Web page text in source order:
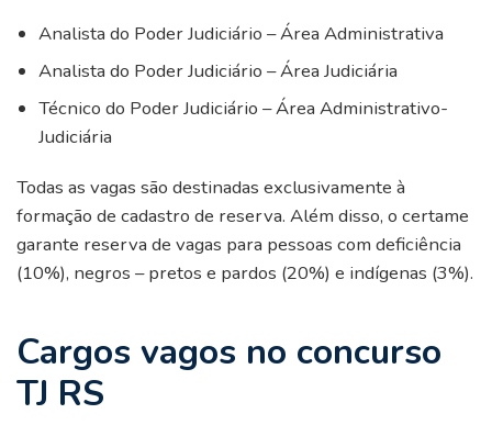
Analista do Poder Judiciário – Área Administrativa
Analista do Poder Judiciário – Área Judiciária
Técnico do Poder Judiciário – Área Administrativo-
Judiciária
Todas as vagas são destinadas exclusivamente à
formação de cadastro de reserva. Além disso, o certame
garante reserva de vagas para pessoas com deficiência
(10%), negros – pretos e pardos (20%) e indígenas (3%).
Cargos vagos no concurso
TJ RS